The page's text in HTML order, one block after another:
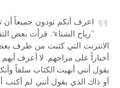
اعرف أنكم تودون جميعاً
”رياح الشتاء“. قرأت بعض
الانترنت التي كتبت من طرف
أخباراً على مزاجهم. ﻻ أعرف أيهم
يقول أنني أنهيت الكتاب سلفاً
أو ذاك الذي يقول أنني لم